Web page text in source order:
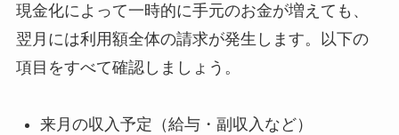
現金化によって一時的に手元のお金が増えても、
翌月には利用額全体の請求が発生します。以下の
項目をすべて確認しましょう。
来月の収入予定（給与・副収入など）